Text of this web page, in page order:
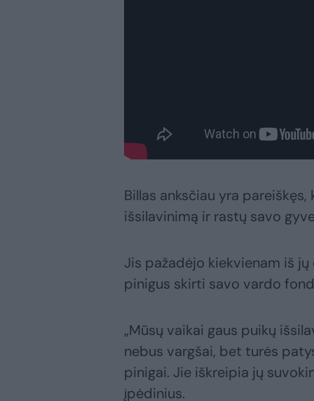
Billas anksčiau yra
išsilavinimą ir rastų savo
Jis pažadėjo kiekvienam iš
pinigus skirti savo vardo
„Mūsų vaikai gaus puikų
nebus vargšai, bet turės
pinigai. Jie iškreipia jų
įpėdinius.